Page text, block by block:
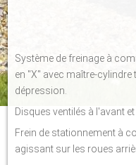
Système de freinage à
en "X" avec maître-
dépression.
Disques ventilés à l'avant
Frein de stationnement à
agissant sur les roues